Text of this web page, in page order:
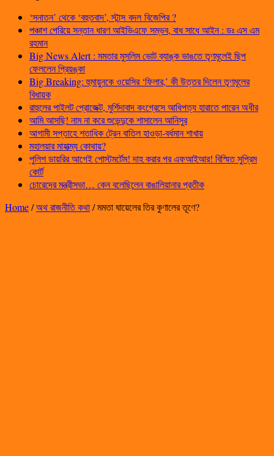
‘সনাতন’ থেকে ‘বহুতবাদ’, স্টান্স বদল বিজেপির ?
পঞ্চাশ পেরিয়ে সন্তান ধারণ আইভিএফে সম্ভব, বাধ সাধে আইন : ডঃ এস এম
রহমান
Big News Alert : মমতার মুসলিম ভোট ব্যাঙ্ক ভাঙতে তৃণমূলেই ছিপ
ফেললেন প্রিয়ঙ্কা
Big Breaking: হুমায়ুনকে ওয়েসির ‘ফিলার,’ কী উত্তর দিলেন তৃণমূলের
বিধায়ক
রাহুলের পাইলট প্রোজেক্ট, মুর্শিদাবাদ কংগ্রেসে আধিপত্য হারাতে পারেন অধীর
আমি আসছি! নাম না করে শুভেন্দুকে শাসালেন আনিসুর
আগামী সপ্তাহে শতাধিক ট্রেন বাতিল হাওড়া-বর্ধমান শাখায়
মহালয়ার মাহাত্ম্য কোথায়?
পুলিশ ডায়রির আগেই পোস্টমর্টেম! দাহ করার পর এফআইআর! বিস্মিত সুপ্রিম
কোর্ট
চোরেদের মন্ত্রীসভা… কেন বলেছিলেন বাঙালিয়ানার প্রতীক
Home/অথ রাজনীতি কথা/মমতা ঘায়েলের তির কুণালের তূণে?